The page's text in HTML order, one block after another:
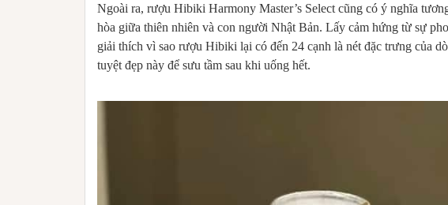
Ngoài ra, rượu Hibiki Harmony Master’s Select cũng có ý nghĩa
hòa giữa thiên nhiên và con người Nhật Bản. Lấy cảm hứng từ sự
giải thích vì sao rượu Hibiki lại có đến 24 cạnh là nét đặc trưng của
tuyệt đẹp này để sưu tầm sau khi uống hết.